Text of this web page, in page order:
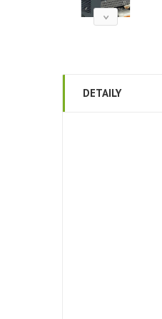
DETAILY